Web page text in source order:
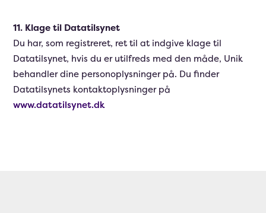
11. Klage til Datatilsynet
Du har, som registreret, ret til at indgive klage til
Datatilsynet, hvis du er utilfreds med den måde, Unik
behandler dine personoplysninger på. Du finder
Datatilsynets kontaktoplysninger på
www.datatilsynet.dk